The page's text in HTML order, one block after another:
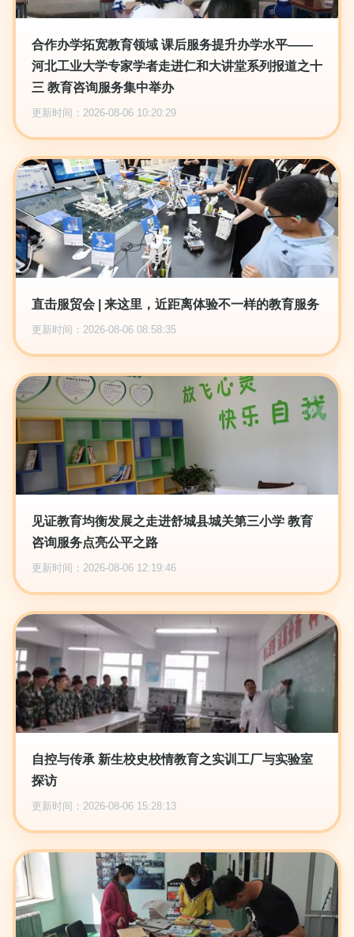
合作办学拓宽教育领域 课后服务提升办学水平——
河北工业大学专家学者走进仁和大讲堂系列报道之十
三 教育咨询服务集中举办
更新时间：2026-08-06 10:20:29
直击服贸会 | 来这里，近距离体验不一样的教育服务
更新时间：2026-08-06 08:58:35
见证教育均衡发展之走进舒城县城关第三小学 教育
咨询服务点亮公平之路
更新时间：2026-08-06 12:19:46
自控与传承 新生校史校情教育之实训工厂与实验室
探访
更新时间：2026-08-06 15:28:13